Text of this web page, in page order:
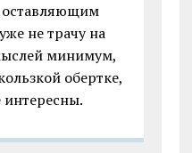
оставляющим
не трачу на
минимум,
обертке,